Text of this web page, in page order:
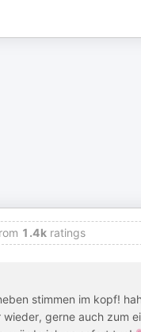
1.4k ratings
stimmen im kopf!
gerne auch zum